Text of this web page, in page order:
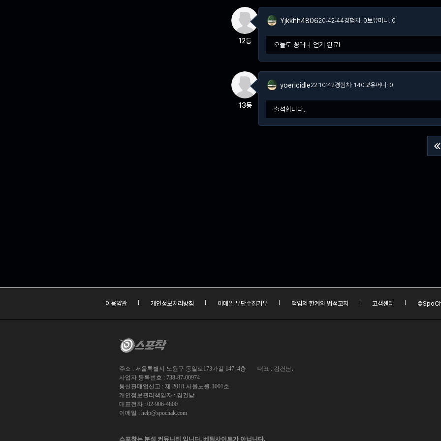
12등
Yjkkhh480620:42:44경험치: 0보유머니: 0
오늘도 꽁머니 얻기 완료!
13등
yoericidle22:10:42경험치: 140보유머니: 0
출석합니다.

이용약관 개인정보처리방침 이메일 무단수집거부 책임의 한계와 법적고지 고객센터
주소 : 서울특별시 노원구 동일로173가길 147, 4층 대표 : 김건남.
사업자 등록번호 : 738-87-00974
통신판매업신고 : 제 2018-서울노원-1001호
개인정보관리책임자 : 김건남
대표전화 : 02-906-4800
이메일 : help@spochak.com
스포착는 분석 커뮤니티 입니다. 베팅사이트가 아닙니다.